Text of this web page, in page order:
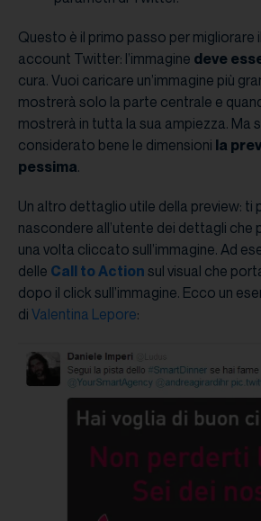
Questo è il primo passo per migliorare
account Twitter: l’immagine deve
cura. Vuoi caricare un’immagine più
mostrerà solo la parte centrale e
mostrerà in tutta la sua ampiezza. Ma
considerato bene le dimensioni la
pessima.
Un altro dettaglio utile della preview: ti
nascondere all’utente dei dettagli che
una volta cliccato sull’immagine. Ad
delle Call to Action sul visual che
dopo il click sull’immagine. Ecco un
di Valentina Lepore: